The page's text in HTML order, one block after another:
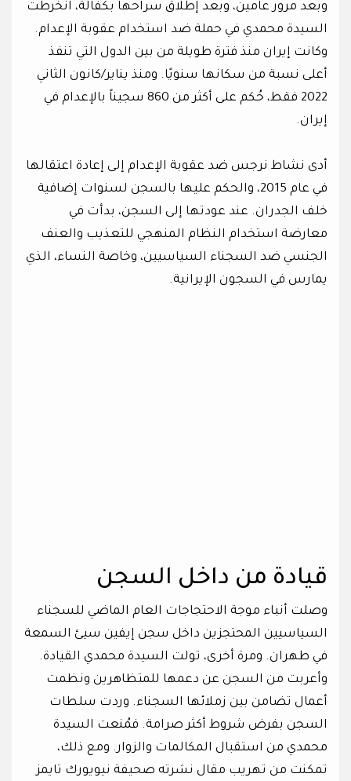
وبعد مرور عامين، وبعد إطلاق سراحها بكفالة، انخرطت
السيدة محمدي في حملة ضد استخدام عقوبة الإعدام.
وكانت إيران منذ فترة طويلة من بين الدول التي تنفذ
أعلى نسبة من سكانها سنويًا. ومنذ يناير/كانون الثاني
2022 فقط، حُكم على أكثر من 860 سجيناً بالإعدام في
إيران.
أدى نشاط نرجس ضد عقوبة الإعدام إلى إعادة اعتقالها
في عام 2015، والحكم عليها بالسجن لسنوات إضافية
خلف الجدران. عند عودتها إلى السجن، بدأت في
معارضة استخدام النظام المنهجي للتعذيب والعنف
الجنسي ضد السجناء السياسيين، وخاصة النساء، الذي
يمارس في السجون الإيرانية.
قيادة من داخل السجن
وصلت أنباء موجة الاحتجاجات العام الماضي للسجناء
السياسيين المحتجزين داخل سجن إيفين سيئ السمعة
في طهران. ومرة أخرى، تولت السيدة محمدي القيادة.
وأعربت من السجن عن دعمها للمتظاهرين ونظمت
أعمال تضامن بين زملائها السجناء. وردت سلطات
السجن بفرض شروط أكثر صرامة. فمُنعت السيدة
محمدي من استقبال المكالمات والزوار. ومع ذلك،
تمكنت من تهريب مقال نشرته صحيفة نيويورك تايمز